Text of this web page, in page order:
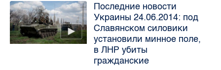
Последние новости
Украины 24.06.2014: под
Славянском силовики
установили минное поле,
в ЛНР убиты
гражданские